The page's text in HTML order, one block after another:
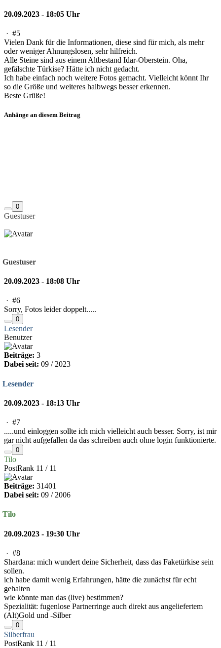
20.09.2023 - 18:05 Uhr
· #5
Vielen Dank für die Informationen, diese sind für mich, als mehr
oder weniger Ahnungslosen, sehr hilfreich.
Alle Steine sind aus einem Altbestand Idar-Oberstein. Oha,
gefälschte Türkise? Hätte ich nicht gedacht.
Ich habe einfach noch weitere Fotos gemacht. Vielleicht könnt Ihr
so die Größe und weiteres halbwegs besser erkennen.
Beste Grüße!
Anhänge an diesem Beitrag
0
Guestuser
Guestuser
20.09.2023 - 18:08 Uhr
· #6
Sorry, Fotos leider doppelt.....
0
Lesender
Benutzer
Beiträge: 3
Dabei seit: 09 / 2023
Lesender
20.09.2023 - 18:13 Uhr
· #7
.....und einloggen sollte ich mich vielleicht auch besser. Sorry, ist mir
gar nicht aufgefallen da das schreiben auch ohne login funktionierte.
0
Tilo
PostRank 11 / 11
Beiträge: 31401
Dabei seit: 09 / 2006
Tilo
20.09.2023 - 19:30 Uhr
· #8
Shardana: mich wundert deine Sicherheit, dass das Faketürkise sein
sollen.
ich habe damit wenig Erfahrungen, hätte die zunächst für echt
gehalten
wie könnte man das (live) bestimmen?
Spezialität: fugenlose Partnerringe auch direkt aus angeliefertem
(Alt)Gold und -Silber
0
Silberfrau
PostRank 11 / 11